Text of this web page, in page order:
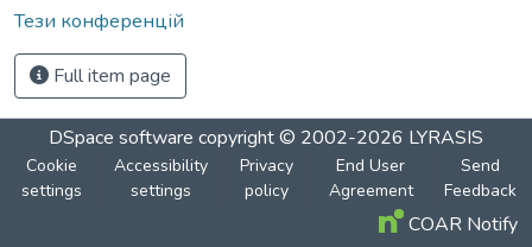
Тези конференцій
Full item page
DSpace software copyright © 2002-2026 LYRASIS
Cookie
settings
Accessibility
settings
Privacy
policy
End User
Agreement
Send
Feedback
COAR Notify